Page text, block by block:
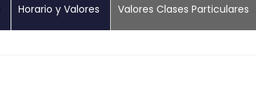
Horario y Valores Valores Clases Particulares